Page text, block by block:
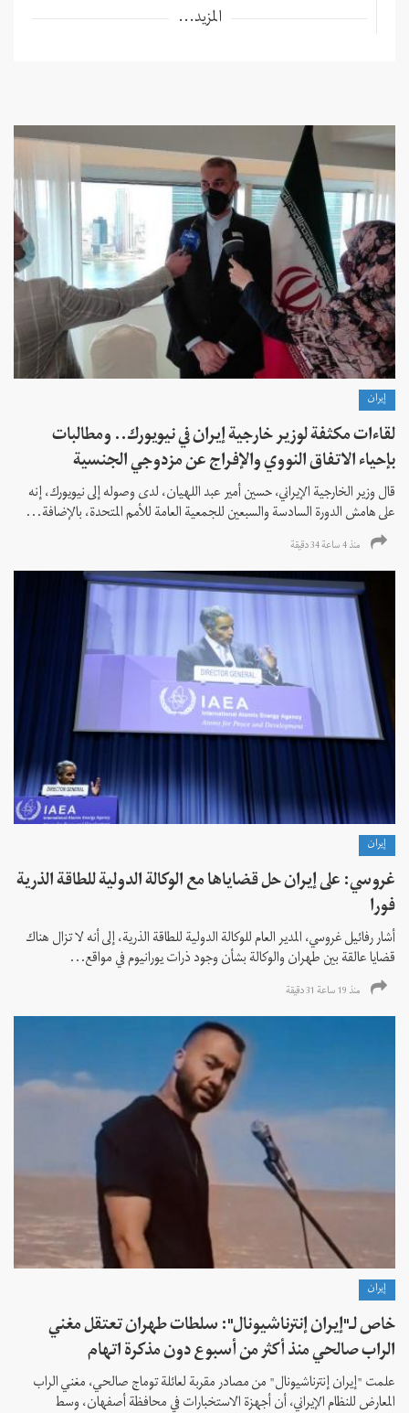
المزيد...
إيران
لقاءات مكثفة لوزير خارجية إيران في نيويورك.. ومطالبات
بإحياء الاتفاق النووي والإفراج عن مزدوجي الجنسية
قال وزير الخارجية الإيراني، حسين أمير عبد اللهيان، لدى وصوله إلى نيويورك، إنه
على هامش الدورة السادسة والسبعين للجمعية العامة للأمم المتحدة، بالإضافة...
منذ 4 ساعة 34 دقیقة
إيران
غروسي: على إيران حل قضاياها مع الوكالة الدولية للطاقة الذرية
فورا
أشار رفائيل غروسي، المدير العام للوكالة الدولية للطاقة الذرية، إلى أنه لا تزال هناك
قضايا عالقة بين طهران والوكالة بشأن وجود ذرات يورانيوم في مواقع...
منذ 19 ساعة 31 دقیقة
إيران
خاص لـ"إيران إنترناشيونال": سلطات طهران تعتقل مغني
الراب صالحي منذ أكثر من أسبوع دون مذكرة اتهام
علمت "إيران إنترناشيونال" من مصادر مقربة لعائلة توماج صالحي، مغني الراب
المعارض للنظام الإيراني، أن أجهزة الاستخبارات في محافظة أصفهان، وسط